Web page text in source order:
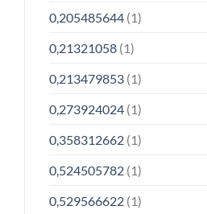
0,205485644(1)
0,21321058(1)
0,213479853(1)
0,273924024(1)
0,358312662(1)
0,524505782(1)
0,529566622(1)